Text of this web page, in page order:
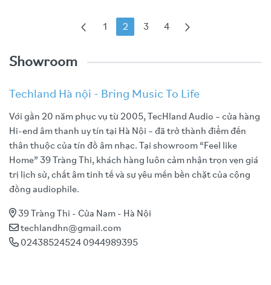
1 2 3 4
Showroom
Techland Hà nội - Bring Music To Life
Với gần 20 năm phục vụ từ 2005, TecHland Audio – cửa hàng
Hi-end âm thanh uy tín tại Hà Nội – đã trở thành điểm đến
thân thuộc của tín đồ âm nhạc. Tại showroom “Feel like
Home” 39 Tràng Thi, khách hàng luôn cảm nhận trọn vẹn giá
trị lịch sử, chất âm tinh tế và sự yêu mến bền chặt của cộng
đồng audiophile.
39 Tràng Thi - Cửa Nam - Hà Nội
techlandhn@gmail.com
02438524524 0944989395